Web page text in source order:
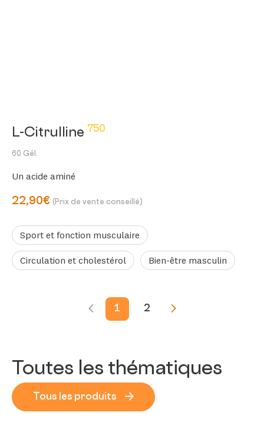
L-Citrulline 750
60 Gél.
Un acide aminé
22,90€ (Prix de vente conseillé)
Sport et fonction musculaire
Circulation et cholestérol Bien-être masculin
1 2
Toutes les thématiques
Tous les produits